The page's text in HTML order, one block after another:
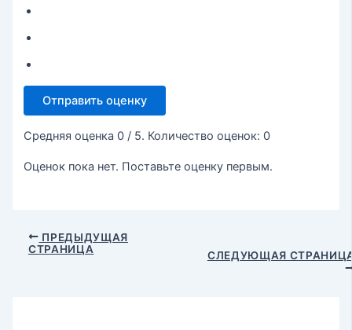
Отправить оценку
Средняя оценка 0 / 5. Количество оценок: 0
Оценок пока нет. Поставьте оценку первым.
ПРЕДЫДУЩАЯ
СТРАНИЦА
СЛЕДУЮЩАЯ